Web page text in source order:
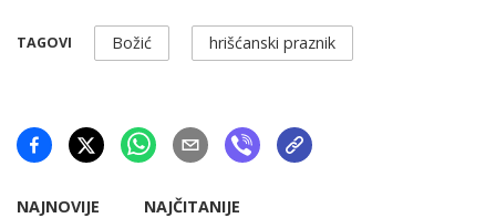
TAGOVI Božić hrišćanski praznik
NAJNOVIJE NAJČITANIJE